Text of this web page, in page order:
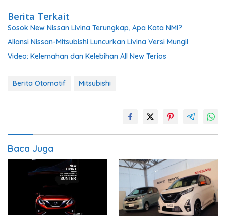
Berita Terkait
Sosok New Nissan Livina Terungkap, Apa Kata NMI?
Aliansi Nissan-Mitsubishi Luncurkan Livina Versi Mungil
Video: Kelemahan dan Kelebihan All New Terios
Berita Otomotif Mitsubishi
Baca Juga